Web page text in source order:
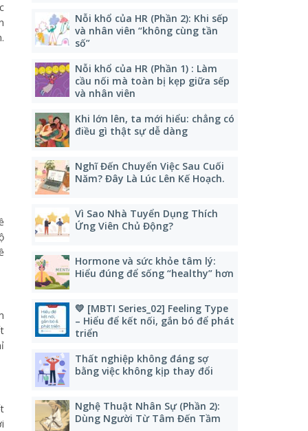
Nỗi khổ của HR (Phần 2): Khi sếp
và nhân viên “không cùng tần
số”
Nỗi khổ của HR (Phần 1) : Làm
cầu nối mà toàn bị kẹp giữa sếp
và nhân viên
Khi lớn lên, ta mới hiểu: chẳng có
điều gì thật sự dễ dàng
Nghĩ Đến Chuyển Việc Sau Cuối
Năm? Đây Là Lúc Lên Kế Hoạch.
Vì Sao Nhà Tuyển Dụng Thích
Ứng Viên Chủ Động?
Hormone và sức khỏe tâm lý:
Hiểu đúng để sống “healthy” hơn
💛 [MBTI Series_02] Feeling Type
– Hiểu để kết nối, gắn bó để phát
triển
Thất nghiệp không đáng sợ
bằng việc không kịp thay đổi
Nghệ Thuật Nhân Sự (Phần 2):
Dùng Người Từ Tâm Đến Tầm